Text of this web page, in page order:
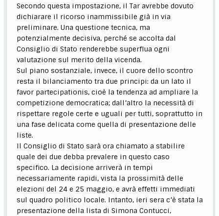
Secondo questa impostazione, il Tar avrebbe dovuto
dichiarare il ricorso inammissibile già in via
preliminare. Una questione tecnica, ma
potenzialmente decisiva, perché se accolta dal
Consiglio di Stato renderebbe superflua ogni
valutazione sul merito della vicenda.
Sul piano sostanziale, invece, il cuore dello scontro
resta il bilanciamento tra due principi: da un lato il
favor partecipationis, cioè la tendenza ad ampliare la
competizione democratica; dall’altro la necessità di
rispettare regole certe e uguali per tutti, soprattutto in
una fase delicata come quella di presentazione delle
liste.
Il Consiglio di Stato sarà ora chiamato a stabilire
quale dei due debba prevalere in questo caso
specifico. La decisione arriverà in tempi
necessariamente rapidi, vista la prossimità delle
elezioni del 24 e 25 maggio, e avrà effetti immediati
sul quadro politico locale. Intanto, ieri sera c’è stata la
presentazione della lista di Simona Contucci,